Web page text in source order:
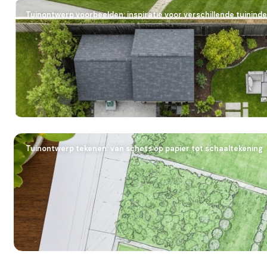
Tuinontwerp voorbeelden: inspiratie voor verschillende
Tuinontwerp tekenen: van schets op papier tot schaaltekening